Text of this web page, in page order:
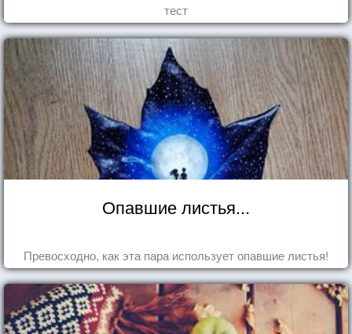
тест
Опавшие листья...
Превосходно, как эта пара использует опавшие листья!